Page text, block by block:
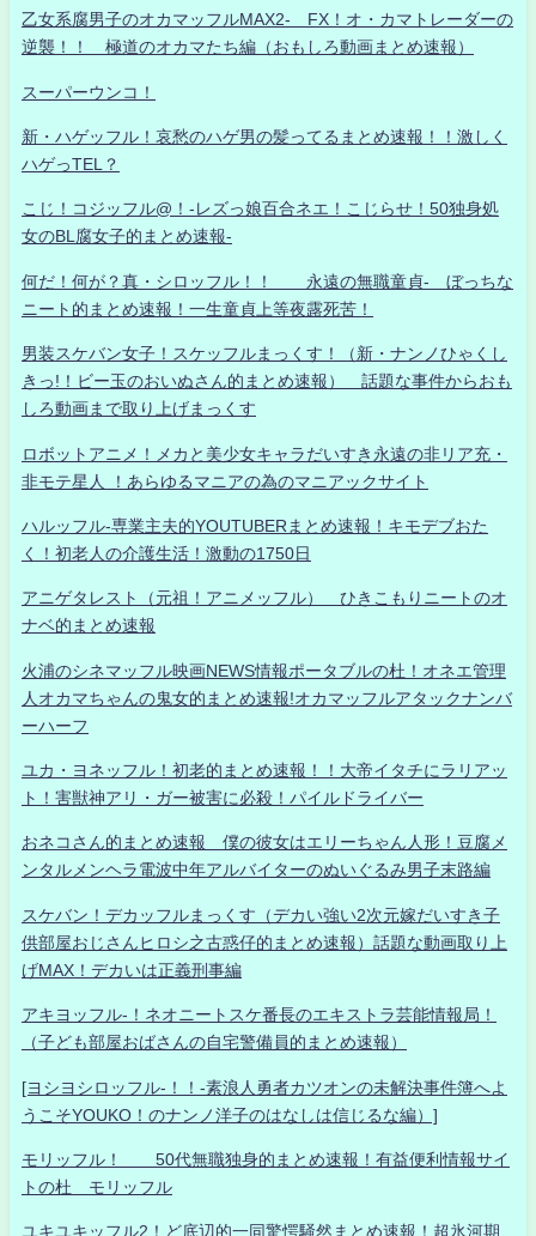
乙女系腐男子のオカマッフルMAX2- FX！オ・カマトレーダーの
逆襲！！ 極道のオカマたち編（おもしろ動画まとめ速報）
スーパーウンコ！
新・ハゲッフル！哀愁のハゲ男の髪ってるまとめ速報！！激しく
ハゲっTEL？
こじ！コジッフル@！-レズっ娘百合ネエ！こじらせ！50独身処
女のBL腐女子的まとめ速報-
何だ！何が？真・シロッフル！！ 永遠の無職童貞- ぼっちな
ニート的まとめ速報！一生童貞上等夜露死苦！
男装スケバン女子！スケッフルまっくす！（新・ナンノひゃくし
きっ!！ビー玉のおいぬさん的まとめ速報） 話題な事件からおも
しろ動画まで取り上げまっくす
ロボットアニメ！メカと美少女キャラだいすき永遠の非リア充・
非モテ星人 ！あらゆるマニアの為のマニアックサイト
ハルッフル-専業主夫的YOUTUBERまとめ速報！キモデブおた
く！初老人の介護生活！激動の1750日
アニゲタレスト（元祖！アニメッフル） ひきこもりニートのオ
ナベ的まとめ速報
火浦のシネマッフル映画NEWS情報ポータブルの杜！オネエ管理
人オカマちゃんの鬼女的まとめ速報!オカマッフルアタックナンバ
ーハーフ
ユカ・ヨネッフル！初老的まとめ速報！！大帝イタチにラリアッ
ト！害獣神アリ・ガー被害に必殺！パイルドライバー
おネコさん的まとめ速報 僕の彼女はエリーちゃん人形！豆腐メ
ンタルメンヘラ電波中年アルバイターのぬいぐるみ男子末路編
スケバン！デカッフルまっくす（デカい強い2次元嫁だいすき子
供部屋おじさんヒロシ之古惑仔的まとめ速報）話題な動画取り上
げMAX！デカいは正義刑事編
アキヨッフル-！ネオニートスケ番長のエキストラ芸能情報局！
（子ども部屋おばさんの自宅警備員的まとめ速報）
[ヨシヨシロッフル-！！-素浪人勇者カツオンの未解決事件簿へよ
うこそYOUKO！のナンノ洋子のはなしは信じるな編）]
モリッフル！ 50代無職独身的まとめ速報！有益便利情報サイ
トの杜 モリッフル
ユキユキッフル2！ど底辺的一同驚愕騒然まとめ速報！超氷河期